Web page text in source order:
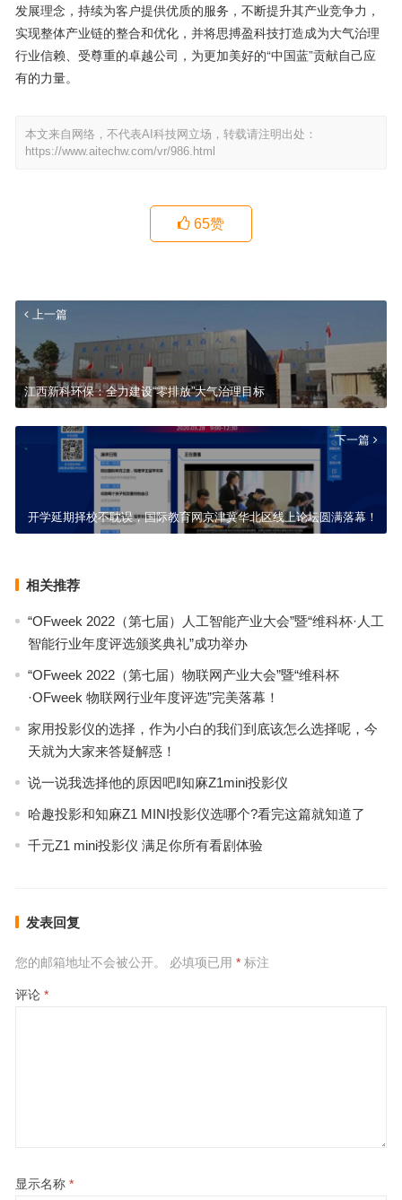
发展理念，持续为客户提供优质的服务，不断提升其产业竞争力，
实现整体产业链的整合和优化，并将思搏盈科技打造成为大气治理
行业信赖、受尊重的卓越公司，为更加美好的“中国蓝”贡献自己应
有的力量。
本文来自网络，不代表AI科技网立场，转载请注明出处：
https://www.aitechw.com/vr/986.html
65赞
上一篇
江西新科环保：全力建设“零排放”大气治理目标
下一篇
开学延期择校不耽误，国际教育网京津冀华北区线上论坛圆满落幕！
相关推荐
“OFweek 2022（第七届）人工智能产业大会”暨“维科杯·人工
智能行业年度评选颁奖典礼”成功举办
“OFweek 2022（第七届）物联网产业大会”暨“维科杯
·OFweek 物联网行业年度评选”完美落幕！
家用投影仪的选择，作为小白的我们到底该怎么选择呢，今
天就为大家来答疑解惑！
说一说我选择他的原因吧‖知麻Z1mini投影仪
哈趣投影和知麻Z1 MINI投影仪选哪个?看完这篇就知道了
千元Z1 mini投影仪 满足你所有看剧体验
发表回复
您的邮箱地址不会被公开。 必填项已用 *标注
评论 *
显示名称 *